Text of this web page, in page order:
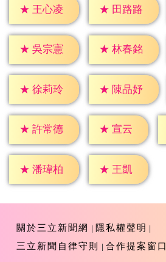
★ 王心凌 ★ 田路路
★ 吳宗憲 ★ 林春銘
★ 徐莉玲 ★ 陳品妤
★ 許常德 ★ 宣云
★ 潘瑋柏 ★ 王凱
關於三立新聞網
隱私權聲明
三立新聞自律守則
合作提案窗口